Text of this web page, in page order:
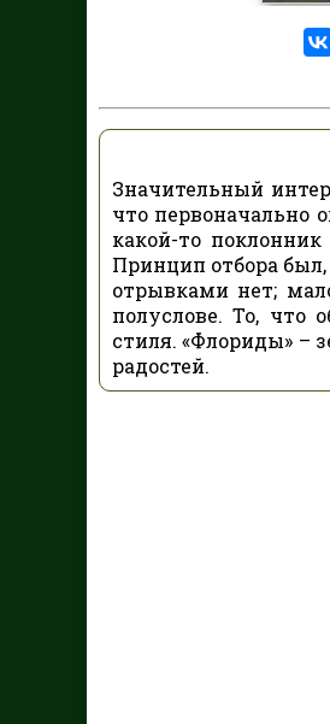
Значительный
что первоначально
какой-то
Принцип отбора
отрывками нет;
полуслове. То, что
стиля. «Флориды» –
радостей.